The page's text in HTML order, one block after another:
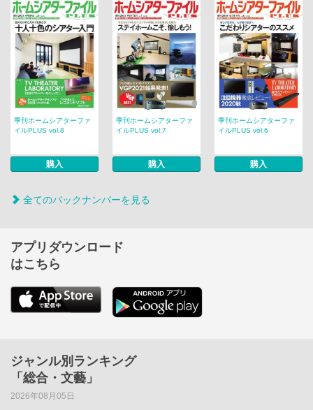
季刊ホームシアターファ
イルPLUS vol.8
購入
季刊ホームシアターファ
イルPLUS vol.7
購入
季刊ホームシアターファ
イルPLUS vol.6
購入
全てのバックナンバーを見る
アプリダウンロード
はこちら
ジャンル別ランキング
「総合・文藝」
2026年08月05日